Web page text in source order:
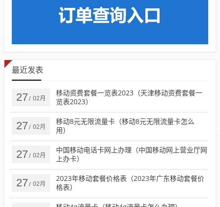
最近发表
27 / 02月
移动资费套餐一览表2023（天津移动资费套餐一
览表2023）
27 / 02月
移动8元无限流量卡（移动8元无限流量卡怎么
用）
27 / 02月
中国移动电话卡网上办理（中国移动网上营业厅网
上办卡）
27 / 02月
2023年移动套餐价格表（2023年广东移动套餐价
格表）